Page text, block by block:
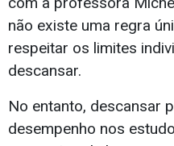
não existe uma regra
respeitar os limites
descansar.
No entanto, descansar
desempenho nos